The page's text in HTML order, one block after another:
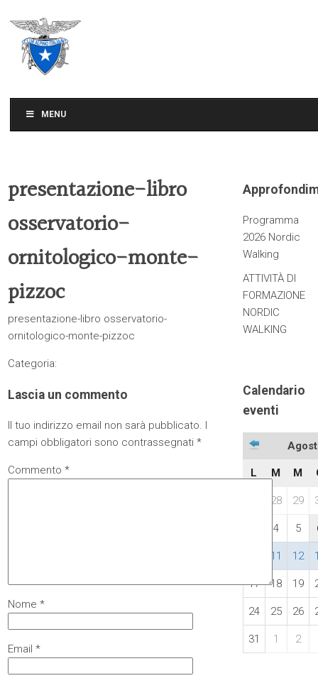
MENU
presentazione-libro
osservatorio-
ornitologico-monte-
pizzoc
presentazione-libro osservatorio-
ornitologico-monte-pizzoc
Categoria:
Lascia un commento
Il tuo indirizzo email non sarà pubblicato. I
campi obbligatori sono contrassegnati*
Commento*
Nome*
Email*
Programma
2026 Nordic
Walking
ATTIVITÀ DI
FORMAZIONE
NORDIC
WALKING
Calendario
eventi
L M M
28 29
4 5
11 12
17 18 19
24 25 26
31 1 2